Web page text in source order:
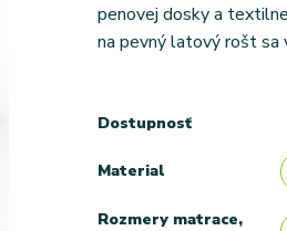
penovej dosky a
na pevný latový rošt sa
Dostupnosť
Material
Rozmery matrace,